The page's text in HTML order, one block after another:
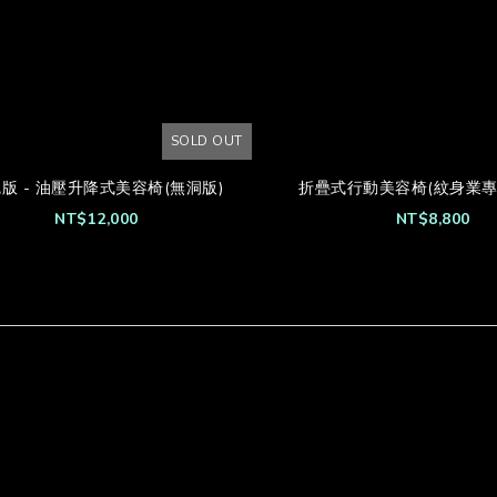
SOLD OUT
- 油壓升降式美容椅(無洞版)
NT$12,000
折疊式行動美容椅(紋身業
NT$8,800